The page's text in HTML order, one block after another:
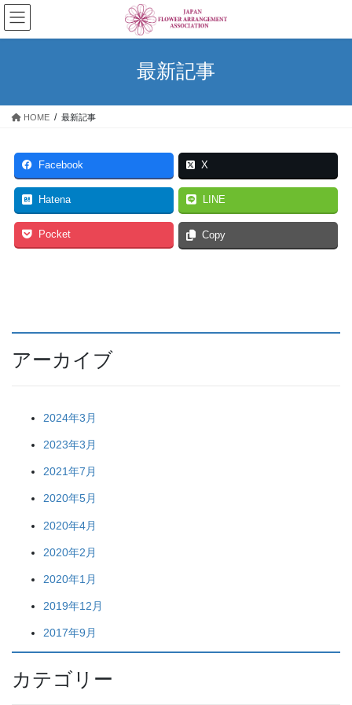
コ
ン
テ
ス
ナ
ビ
ゲ
ン
最新記事
HOME 最新記事
Facebook X
Hatena LINE
Pocket Copy
アーカイブ
2024年3月
2023年3月
2021年7月
2020年5月
2020年4月
2020年2月
2020年1月
2019年12月
2017年9月
カテゴリー